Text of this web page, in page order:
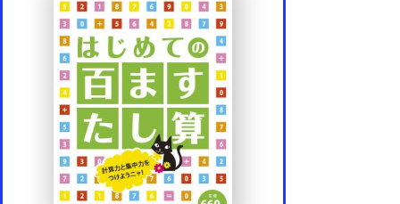
キャラクター
ドラえもん
ポケットモンスター
名探偵コナン